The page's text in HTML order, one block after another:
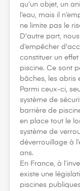
qu’un objet, un
l’eau, mais il
ne limite pas le
D'autre part,
d’empêcher
constituer un
piscine. Ce sont
bâches, les abris
Parmi ceux-ci,
système de
barrière de
en place tout le
système de
déverrouillage à
ans.
En France, à
existe une
piscines